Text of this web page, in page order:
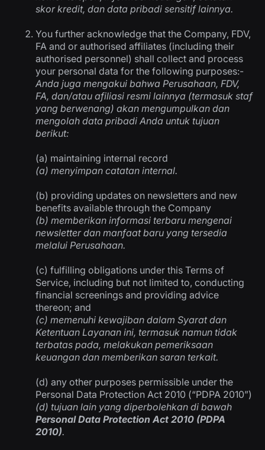
skor kredit, dan data pribadi sensitif lainnya.
You further acknowledge that the Company, FDV,
FA and or authorised affiliates (including their
authorised personnel) shall collect and process
your personal data for the following purposes:-
Anda juga mengakui bahwa Perusahaan, FDV,
FA, dan/atau afiliasi resmi lainnya (termasuk staf
yang berwenang) akan mengumpulkan dan
mengolah data pribadi Anda untuk tujuan
berikut:
(a) maintaining internal record
(a) menyimpan catatan internal.
(b) providing updates on newsletters and new
benefits available through the Company
(b) memberikan informasi terbaru mengenai
newsletter dan manfaat baru yang tersedia
melalui Perusahaan.
(c) fulfilling obligations under this Terms of
Service, including but not limited to, conducting
financial screenings and providing advice
thereon; and
(c) memenuhi kewajiban dalam Syarat dan
Ketentuan Layanan ini, termasuk namun tidak
terbatas pada, melakukan pemeriksaan
keuangan dan memberikan saran terkait.
(d) any other purposes permissible under the
Personal Data Protection Act 2010 (“PDPA 2010”)
(d) tujuan lain yang diperbolehkan di bawah
Personal Data Protection Act 2010 (PDPA
2010).